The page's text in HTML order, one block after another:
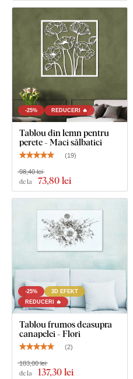
Ce este inclus în
Tablou mare pentru
1-2 cârlige pe partea
-25% REDUCERI 🔥
Tablou din lemn pentru
perete - Maci sălbatici
(19)
de la 73,80 lei
98,40 lei
-25%
3D EFEKT
REDUCERI 🔥
Tablou frumos deasupra
canapelei - Flori
(2)
de la 137,30 lei
183,00 lei